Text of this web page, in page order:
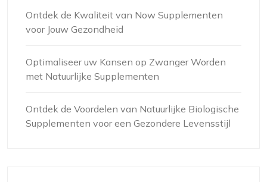
Ontdek de Kwaliteit van Now Supplementen
voor Jouw Gezondheid
Optimaliseer uw Kansen op Zwanger Worden
met Natuurlijke Supplementen
Ontdek de Voordelen van Natuurlijke Biologische
Supplementen voor een Gezondere Levensstijl